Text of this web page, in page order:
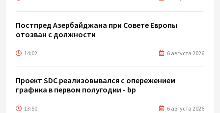
Постпред Азербайджана при Совете Европы
отозван с должности
14:02 6 августа 2026
Проект SDC реализовывался с опережением
графика в первом полугодии - bp
13:50 6 августа 2026